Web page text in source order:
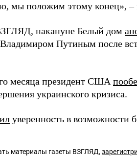
мы положим этому конец»,
накануне Белый дом
Путиным после
месяца президент США
украинского кризиса.
уверенность в возможности
материалы газеты ВЗГЛЯД,